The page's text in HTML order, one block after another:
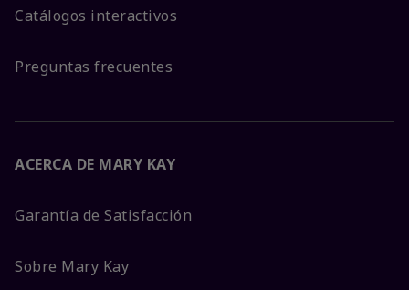
Catálogos interactivos
Preguntas frecuentes
ACERCA DE MARY KAY
Garantía de Satisfacción
Sobre Mary Kay